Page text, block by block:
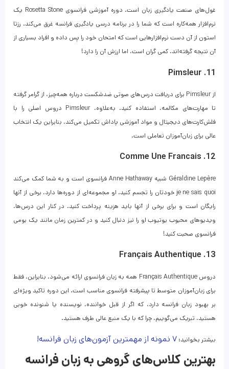
غول‌های صنعت یادگیری زبان است. دوره آموزشی فرانسوی Rosetta Stone یک
نرم‌افزار همه‌کاره است که شما را در برنامه درسی یادگیری فرانسه غرق می‌کند. رزتا
استون از آن دست نرم‌افزارهایی است که امتحان خود را پس داده و افراد بسیاری از
آن نتیجه گرفته‌اند. کمی گران است، اما ارزش آن را دارد!
11. Pimsleur
از Pimsleur برای دریافت درس‌های صوتی ضدشکست درباره همه‌چیز، از گرامر گرفته
تا مهارت‌های مکالمه، استفاده کنید. به‌علاوه، Pimsleur دروس اصلی را با
فلش‌کارت‌های دیجیتال و مواد آموزشی پاداش تکمیل می‌کند، بنابراین یک انتخاب
عالی برای زبان‌آموزان تعاملی است.
12. Comme Une Francais
Géraldine Lepère شبیه Anne Hathaway فرانسوی است و به شما کمک می‌کند
je ne sais quoi خودتان را تجسم کنید. او مجموعه‌ای از دوره‌ها دارد، برخی از آنها
رایگان است و برای برخی از آنها باید هزینه پرداخت کنید. در کنار این درس‌ها،
ویدیوهای محبوب یوتیوب او را نیز دنبال کنید و در کمترین زمان مانند یک بومی
فرانسوی صحبت کنید!
13. Français Authentique
دروس Français Authentique همه به زبان فرانسوی ارائه می‌شود. بنابراین، فقط
برای زبان‌آموزان متوسط ​​تا پیشرفته فرانسوی مناسب است. این دوره تاکید ویژه‌ای
بر بهبود زبان فرانسه دارد، که اگر از قبل خواننده، نویسنده یا شنونده خوبی
هستید، تبریک می‌گوییم، چرا که با یک منبع عالی طرف هستید.
بیشتر بخوانید: ۷ نمونه از مهمترین آزمون‌های زبان فرانسه!
بهترین کلاس‌های گروهی به زبان فرانسه